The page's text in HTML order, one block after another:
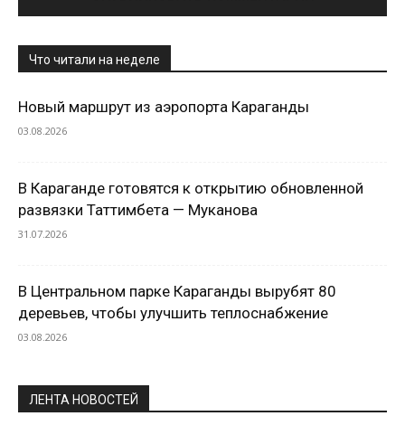
Что читали на неделе
Новый маршрут из аэропорта Караганды
03.08.2026
В Караганде готовятся к открытию обновленной
развязки Таттимбета — Муканова
31.07.2026
В Центральном парке Караганды вырубят 80
деревьев, чтобы улучшить теплоснабжение
03.08.2026
ЛЕНТА НОВОСТЕЙ